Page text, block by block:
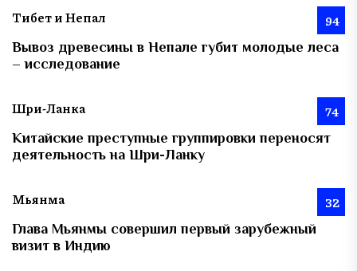
Тибет и Непал 94
Вывоз древесины в Непале губит молодые леса
– исследование
Шри-Ланка 74
Китайские преступные группировки переносят
деятельность на Шри-Ланку
Мьянма 32
Глава Мьянмы совершил первый зарубежный
визит в Индию